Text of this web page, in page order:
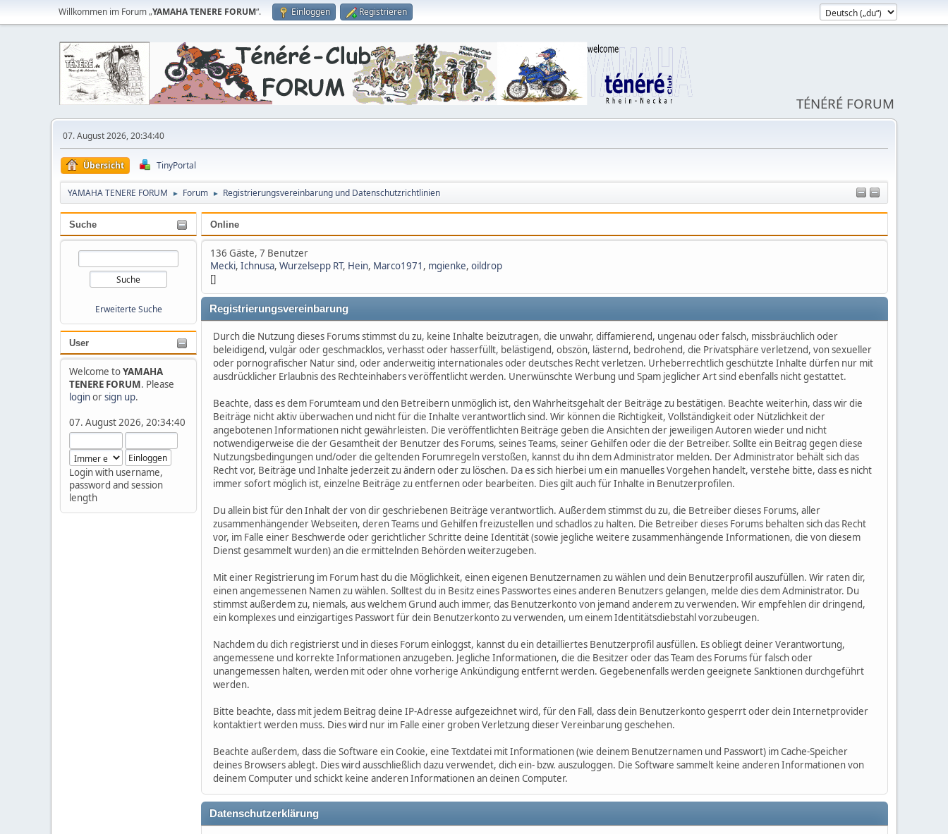
Willkommen im Forum „YAMAHA TENERE FORUM“. Einloggen Registrieren
TÉNÉRÉ FORUM
07. August 2026, 20:34:40
Übersicht TinyPortal
YAMAHA TENERE FORUM ► Forum ► Registrierungsvereinbarung und Datenschutzrichtlinien
Suche
Erweiterte Suche
User
Welcome toYAMAHA
TENERE FORUM. Please
loginorsign up.
07. August 2026, 20:34:40
Login with username,
password and session
length
Online
136 Gäste, 7 Benutzer
Mecki, Ichnusa, Wurzelsepp RT, Hein, Marco1971 , mgienke, oildrop
[]
Registrierungsvereinbarung
Durch die Nutzung dieses Forums stimmst du zu, keine Inhalte beizutragen, die unwahr, diffamierend, ungenau oder falsch, missbräuchlich oder
beleidigend, vulgär oder geschmacklos, verhasst oder hasserfüllt, belästigend, obszön, lästernd, bedrohend, die Privatsphäre verletzend, von sexueller
oder pornografischer Natur sind, oder anderweitig internationales oder deutsches Recht verletzen. Urheberrechtlich geschützte Inhalte dürfen nur mit
ausdrücklicher Erlaubnis des Rechteinhabers veröffentlicht werden. Unerwünschte Werbung und Spam jeglicher Art sind ebenfalls nicht gestattet.
Beachte, dass es dem Forumteam und den Betreibern unmöglich ist, den Wahrheitsgehalt der Beiträge zu bestätigen. Beachte weiterhin, dass wir die
Beiträge nicht aktiv überwachen und nicht für die Inhalte verantwortlich sind. Wir können die Richtigkeit, Vollständigkeit oder Nützlichkeit der
angebotenen Informationen nicht gewährleisten. Die veröffentlichten Beiträge geben die Ansichten der jeweiligen Autoren wieder und nicht
notwendigerweise die der Gesamtheit der Benutzer des Forums, seines Teams, seiner Gehilfen oder die der Betreiber. Sollte ein Beitrag gegen diese
Nutzungsbedingungen und/oder die geltenden Forumregeln verstoßen, kannst du ihn dem Administrator melden. Der Administrator behält sich das
Recht vor, Beiträge und Inhalte jederzeit zu ändern oder zu löschen. Da es sich hierbei um ein manuelles Vorgehen handelt, verstehe bitte, dass es nicht
immer sofort möglich ist, einzelne Beiträge zu entfernen oder bearbeiten. Dies gilt auch für Inhalte in Benutzerprofilen.
Du allein bist für den Inhalt der von dir geschriebenen Beiträge verantwortlich. Außerdem stimmst du zu, die Betreiber dieses Forums, aller
zusammenhängender Webseiten, deren Teams und Gehilfen freizustellen und schadlos zu halten. Die Betreiber dieses Forums behalten sich das Recht
vor, im Falle einer Beschwerde oder gerichtlicher Schritte deine Identität (sowie jegliche weitere zusammenhängende Informationen, die von diesem
Dienst gesammelt wurden) an die ermittelnden Behörden weiterzugeben.
Mit einer Registrierung im Forum hast du die Möglichkeit, einen eigenen Benutzernamen zu wählen und dein Benutzerprofil auszufüllen. Wir raten dir,
einen angemessenen Namen zu wählen. Solltest du in Besitz eines Passwortes eines anderen Benutzers gelangen, melde dies dem Administrator. Du
stimmst außerdem zu, niemals, aus welchem Grund auch immer, das Benutzerkonto von jemand anderem zu verwenden. Wir empfehlen dir dringend,
ein komplexes und einzigartiges Passwort für dein Benutzerkonto zu verwenden, um einem Identitätsdiebstahl vorzubeugen.
Nachdem du dich registrierst und in dieses Forum einloggst, kannst du ein detailliertes Benutzerprofil ausfüllen. Es obliegt deiner Verantwortung,
angemessene und korrekte Informationen anzugeben. Jegliche Informationen, die die Besitzer oder das Team des Forums für falsch oder
unangemessen halten, werden mit oder ohne vorherige Ankündigung entfernt werden. Gegebenenfalls werden geeignete Sanktionen durchgeführt
werden.
Bitte beachte, dass mit jedem Beitrag deine IP-Adresse aufgezeichnet wird, für den Fall, dass dein Benutzerkonto gesperrt oder dein Internetprovider
kontaktiert werden muss. Dies wird nur im Falle einer groben Verletzung dieser Vereinbarung geschehen.
Beachte außerdem, dass die Software ein Cookie, eine Textdatei mit Informationen (wie deinem Benutzernamen und Passwort) im Cache-Speicher
deines Browsers ablegt. Dies wird ausschließlich dazu verwendet, dich ein- bzw. auszuloggen. Die Software sammelt keine anderen Informationen von
deinem Computer und schickt keine anderen Informationen an deinen Computer.
Datenschutzerklärung